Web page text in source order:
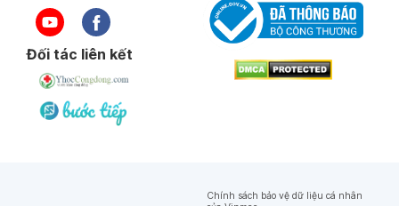
Đối tác liên kết
Chính sách bảo vệ dữ liệu cá nhân